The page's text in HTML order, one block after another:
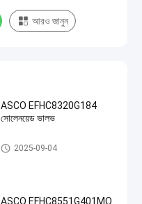
আরও জানুন
ASCO EFHC8320G184
সোলেনয়েড ভালভ
এএসসিও সোলিনয়েড ভালভ
2025-09-04
ASCO EFHC8551G401MO